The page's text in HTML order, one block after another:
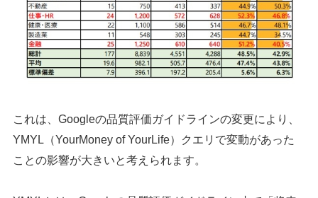
これは、Googleの品質評価ガイドラインの変更により、
YMYL（YourMoney of YourLife）クエリで変動があった
ことの影響が大きいと考えられます。